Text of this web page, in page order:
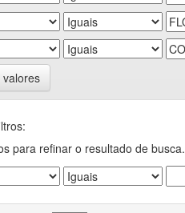
valores
para refinar o resultado de busca.